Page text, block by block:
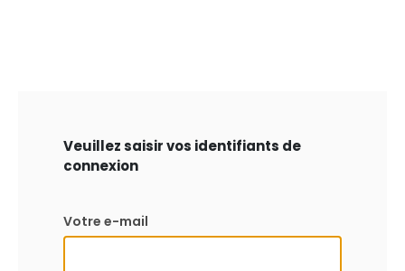
Veuillez saisir vos identifiants de
connexion
Votre e-mail